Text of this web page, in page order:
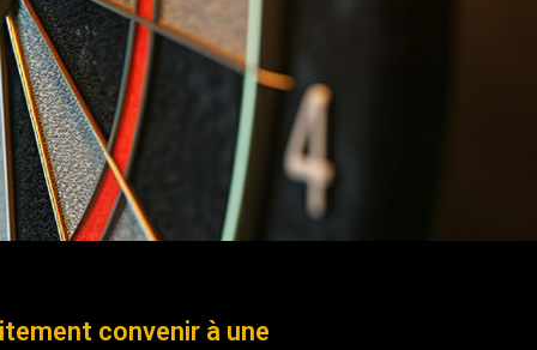
convenir à une